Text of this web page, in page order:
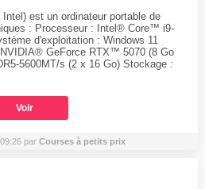
est un ordinateur portable de
: Processeur : Intel® Core™ i9-
d'exploitation : Windows 11
GeForce RTX™ 5070 (8 Go
5600MT/s (2 x 16 Go) Stockage :
Voir
par Courses à petits prix